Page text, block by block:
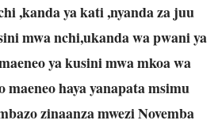
,kanda ya kati ,nyanda za juu
mwa nchi,ukanda wa pwani ya
ya kusini mwa mkoa wa
haya yanapata msimu
zinaanza mwezi Novemba